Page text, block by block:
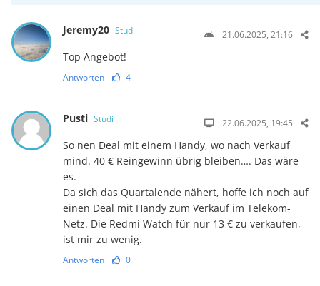
Jeremy20 Studi 21.06.2025, 21:16
Top Angebot!
Antworten 4
Pusti Studi 22.06.2025, 19:45
So nen Deal mit einem Handy, wo nach Verkauf
mind. 40 € Reingewinn übrig bleiben…. Das wäre
es.
Da sich das Quartalende nähert, hoffe ich noch auf
einen Deal mit Handy zum Verkauf im Telekom-
Netz. Die Redmi Watch für nur 13 € zu verkaufen,
ist mir zu wenig.
Antworten 0